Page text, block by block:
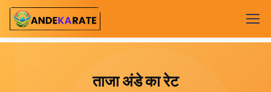
ताजा अंडे का रेट